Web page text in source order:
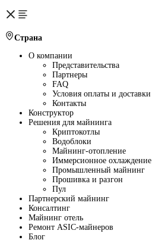
Страна
О компании
Представительства
Партнеры
FAQ
Условия оплаты и доставки
Контакты
Конструктор
Решения для майнинга
Криптокотлы
Водоблоки
Майнинг-отопление
Иммерсионное охлаждение
Промышленный майнинг
Прошивка и разгон
Пул
Партнерский майнинг
Консалтинг
Майнинг отель
Ремонт ASIC-майнеров
Блог